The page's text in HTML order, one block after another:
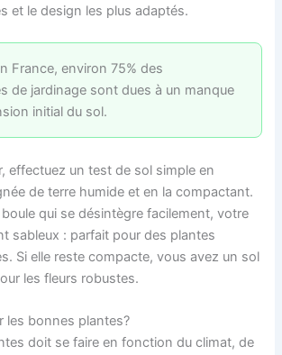
et le design les plus adaptés.
France, environ 75% des
de jardinage sont dues à un manque
initial du sol.
effectuez un test de sol simple en
de terre humide et en la compactant.
qui se désintègre facilement, votre
sableux : parfait pour des plantes
Si elle reste compacte, vous avez un sol
les fleurs robustes.
les bonnes plantes?
doit se faire en fonction du climat, de